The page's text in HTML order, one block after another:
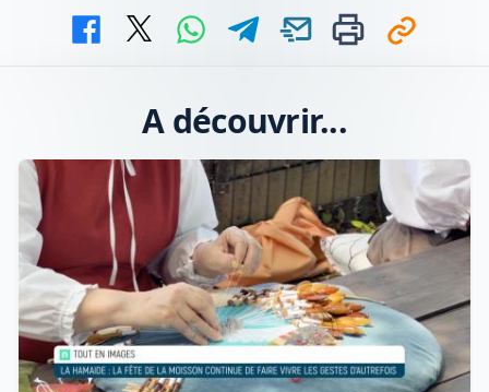
A découvrir...